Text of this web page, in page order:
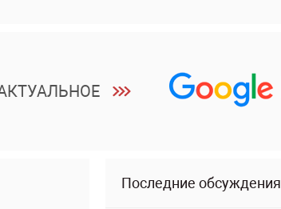
Последние обсуждения